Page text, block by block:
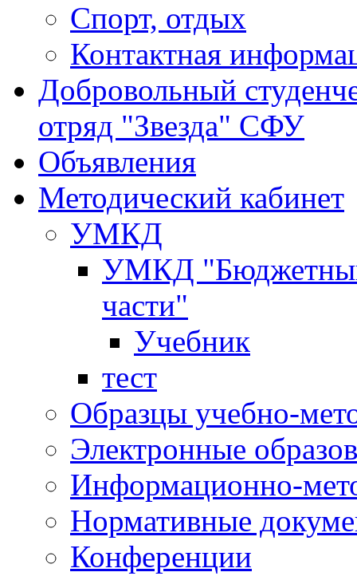
Спорт, отдых
Контактная
Добровольный
отряд "Звезда" СФУ
Объявления
Методический кабинет
УМКД
УМКД "Бюджетный
части"
Учебник
тест
Образцы учебно-
Электронные
Информационно-
Нормативные
Конференции